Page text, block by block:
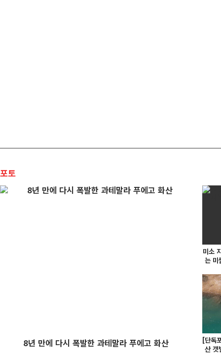
포토
8년 만에 다시 폭발한 과테말라 푸에고 화산
미소
는 미
[단독
산 갯